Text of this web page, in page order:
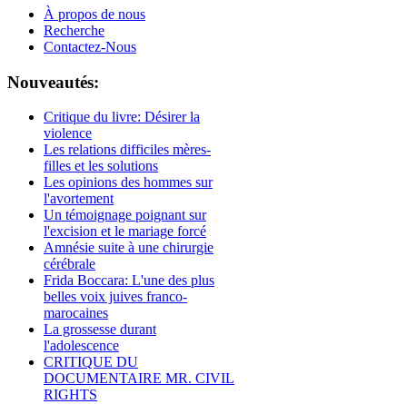
À propos de nous
Recherche
Contactez-Nous
Nouveautés:
Critique du livre: Désirer la
violence
Les relations difficiles mères-
filles et les solutions
Les opinions des hommes sur
l'avortement
Un témoignage poignant sur
l'excision et le mariage forcé
Amnésie suite à une chirurgie
cérébrale
Frida Boccara: L'une des plus
belles voix juives franco-
marocaines
La grossesse durant
l'adolescence
CRITIQUE DU
DOCUMENTAIRE MR. CIVIL
RIGHTS